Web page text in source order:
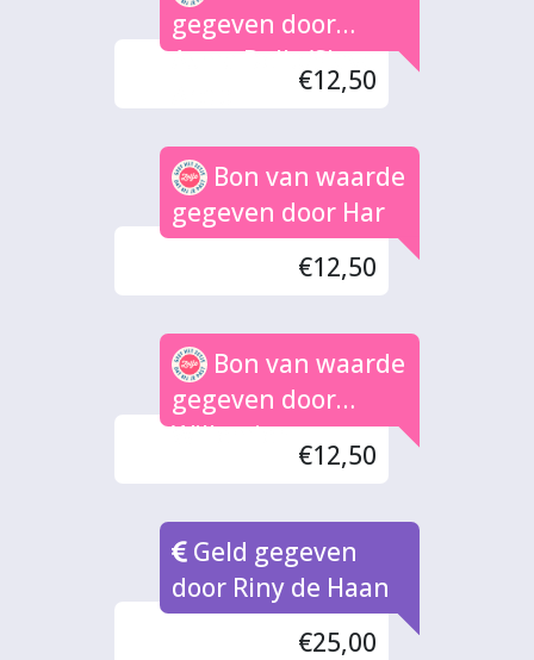
gegeven door
Asma Dello/Slava
€12,50
Bon van waarde
gegeven door Har
€12,50
Bon van waarde
gegeven door
Willemien
€12,50
Geld gegeven
door Riny de Haan
€25,00